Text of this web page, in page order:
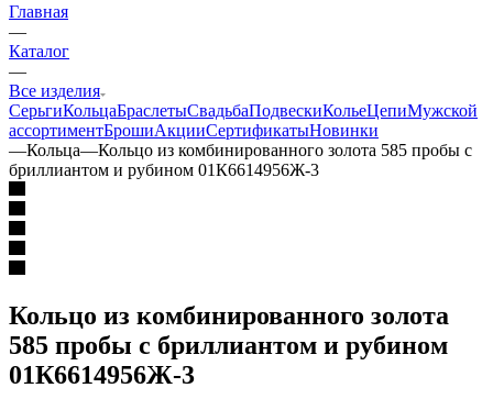
Главная
—
Каталог
—
Все изделия
СерьгиКольцаБраслетыСвадьбаПодвескиКольеЦепиМужской
ассортиментБрошиАкцииСертификатыНовинки
—Кольца—Кольцо из комбинированного золота 585 пробы с
бриллиантом и рубином 01К6614956Ж-3
Кольцо из комбинированного золота
585 пробы с бриллиантом и рубином
01К6614956Ж-3